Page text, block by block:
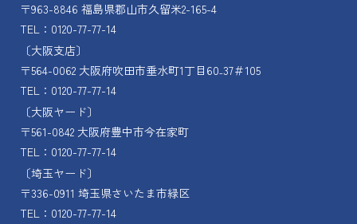
〒963-8846 福島県郡山市久留米2-165-4
TEL：0120-77-77-14
〔大阪支店〕
〒564-0062 大阪府吹田市垂水町1丁目60₋37＃105
TEL：0120-77-77-14
〔大阪ヤード〕
〒561-0842 大阪府豊中市今在家町
TEL：0120-77-77-14
〔埼玉ヤード〕
〒336-0911 埼玉県さいたま市緑区
TEL：0120-77-77-14